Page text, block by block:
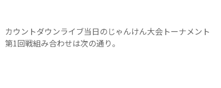
カウントダウンライブ当日のじゃんけん大会トーナメント
第1回戦組み合わせは次の通り。